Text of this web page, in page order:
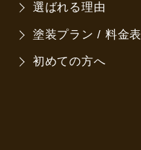
選ばれる理由
塗装プラン / 料金表
初めての方へ